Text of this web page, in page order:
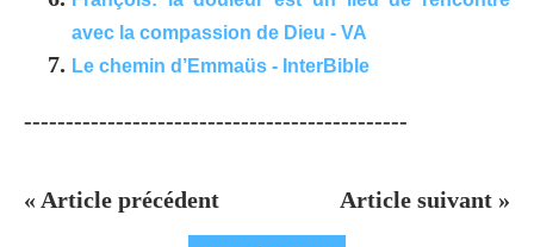
avec la compassion de Dieu - VA
Le chemin d’Emmaüs - InterBible
----------------------------------------------
« Article précédent Article suivant »